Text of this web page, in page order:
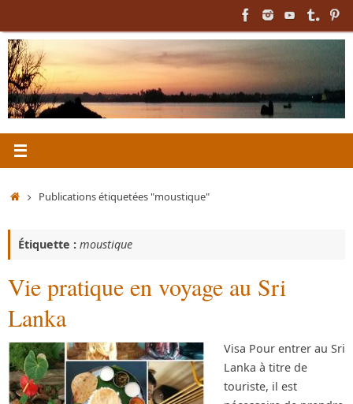
au
contenu
AccueilPublications étiquetées "moustique"
Étiquette : moustique
Vie pratique en voyage au Sri
Lanka
Visa Pour entrer au Sri
Lanka à titre de
touriste, il est